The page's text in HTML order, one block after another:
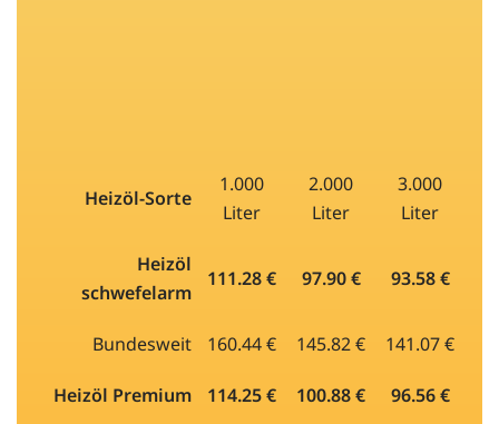
Heizöl-Sorte
1.000
Liter
2.000
Liter
3.000
Liter
Heizöl
schwefelarm
111.28 € 97.90 € 93.58 €
Bundesweit 160.44 € 145.82 € 141.07 €
Heizöl Premium 114.25 € 100.88 € 96.56 €